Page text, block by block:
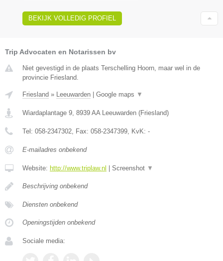
BEKIJK VOLLEDIG PROFIEL
Trip Advocaten en Notarissen bv
Niet gevestigd in de plaats Terschelling Hoorn, maar wel in de
provincie Friesland.
Friesland » Leeuwarden Google maps ▼
Wiardaplantage 9, 8939 AA Leeuwarden (Friesland)
Tel: 058-2347302, Fax: 058-2347399, KvK: -
E-mailadres onbekend
Website: http://www.triplaw.nl Screenshot ▼
Beschrijving onbekend
Diensten onbekend
Openingstijden onbekend
Sociale media: